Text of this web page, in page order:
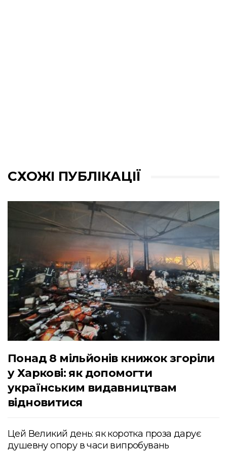
СХОЖІ ПУБЛІКАЦІЇ
Понад 8 мільйонів книжок згоріли
у Харкові: як допомогти
українським видавництвам
відновитися
Цей Великий день: як коротка проза дарує
душевну опору в часи випробувань